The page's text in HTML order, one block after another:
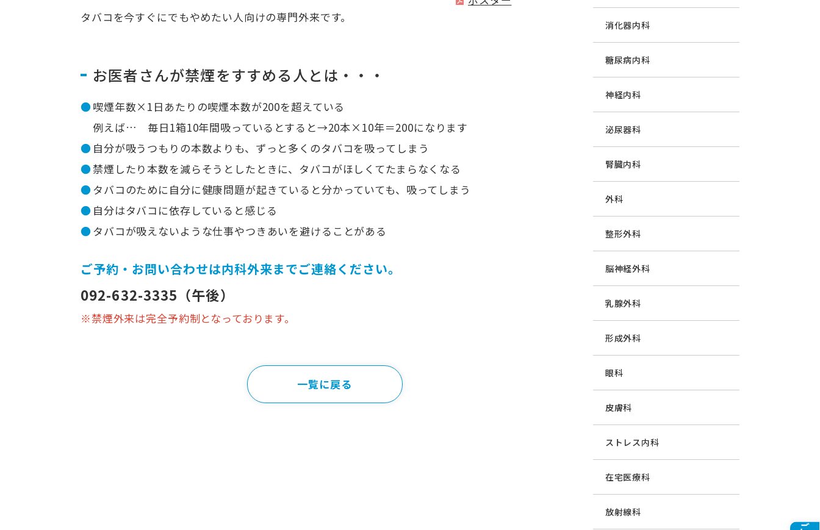
タバコを今すぐにでもやめたい人向けの専門外来です。
お医者さんが禁煙をすすめる人とは・・・
喫煙年数×1日あたりの喫煙本数が200を超えている
例えば… 毎日1箱10年間吸っているとすると→20本×10年＝200になります
自分が吸うつもりの本数よりも、ずっと多くのタバコを吸ってしまう
禁煙したり本数を減らそうとしたときに、タバコがほしくてたまらなくなる
タバコのために自分に健康問題が起きていると分かっていても、吸ってしまう
自分はタバコに依存していると感じる
タバコが吸えないような仕事やつきあいを避けることがある
ご予約・お問い合わせは内科外来までご連絡ください。
092-632-3335 （午後）
※禁煙外来は完全予約制となっております。
一覧に戻る
消化器内科
糖尿病内科
神経内科
泌尿器科
腎臓内科
外科
整形外科
脳神経外科
乳腺外科
形成外科
眼科
皮膚科
ストレス内科
在宅医療科
放射線科